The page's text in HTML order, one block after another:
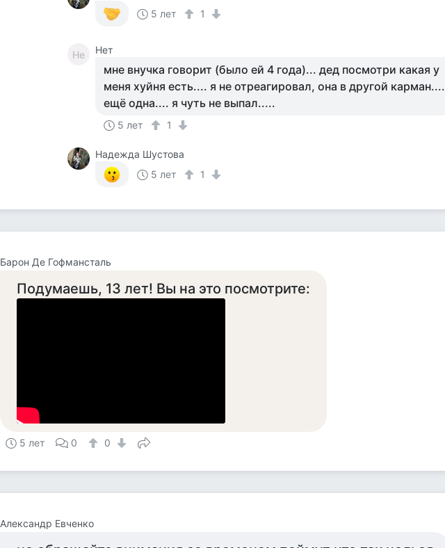
5 лет
1
Не Нет
мне внучка говорит (было ей 4 года)... дед посмотри какая у
меня хуйня есть.... я не отреагировал, она в другой
ещё одна.... я чуть не выпал.....
5 лет 1
Надежда Шустова
5 лет
1
Барон Де Гофмансталь
Подумаешь, 13 лет! Вы на это посмотрите:
5 лет 0 0
Александр Евченко